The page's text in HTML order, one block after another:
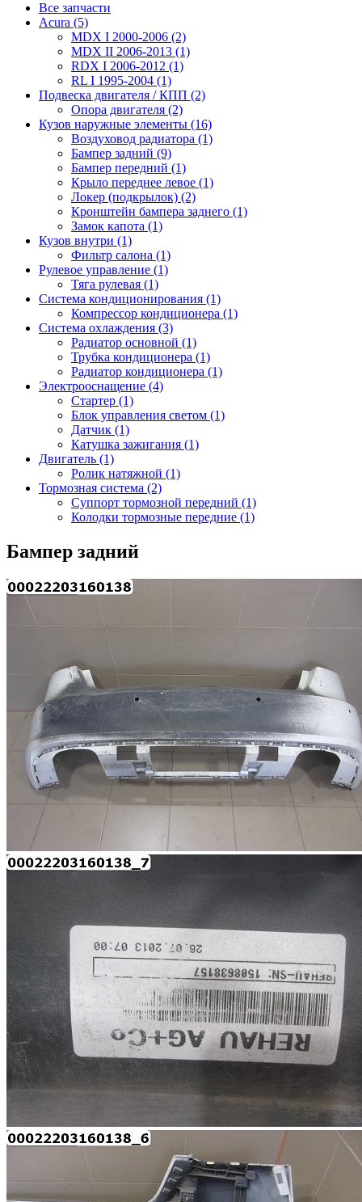
Все запчасти
Acura (5)
MDX I 2000-2006 (2)
MDX II 2006-2013 (1)
RDX I 2006-2012 (1)
RL I 1995-2004 (1)
Подвеска двигателя / КПП (2)
Опора двигателя (2)
Кузов наружные элементы (16)
Воздуховод радиатора (1)
Бампер задний (9)
Бампер передний (1)
Крыло переднее левое (1)
Локер (подкрылок) (2)
Кронштейн бампера заднего (1)
Замок капота (1)
Кузов внутри (1)
Фильтр салона (1)
Рулевое управление (1)
Тяга рулевая (1)
Система кондиционирования (1)
Компрессор кондиционера (1)
Система охлаждения (3)
Радиатор основной (1)
Трубка кондиционера (1)
Радиатор кондиционера (1)
Электрооснащение (4)
Стартер (1)
Блок управления светом (1)
Датчик (1)
Катушка зажигания (1)
Двигатель (1)
Ролик натяжной (1)
Тормозная система (2)
Суппорт тормозной передний (1)
Колодки тормозные передние (1)
Бампер задний